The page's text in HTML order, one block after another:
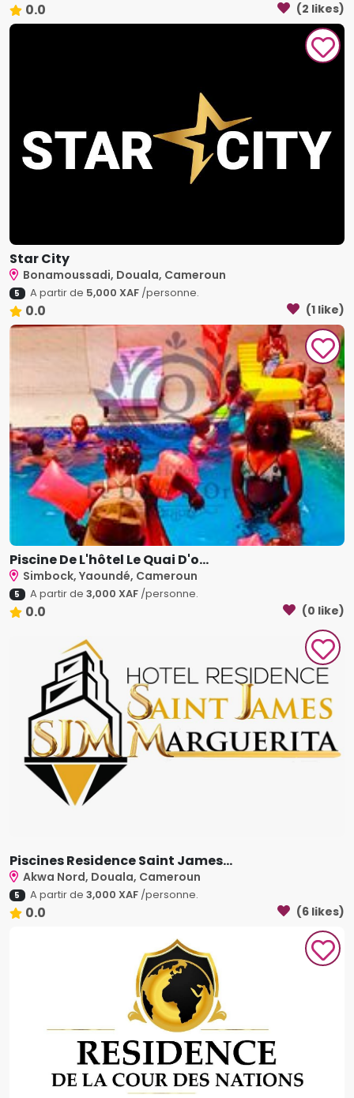
0.0 (2 likes)
Star City
Bonamoussadi, Douala, Cameroun
5 A partir de 5,000 XAF/personne.
0.0 (1 like)
Piscine De L'hôtel Le Quai D'o...
Simbock, Yaoundé, Cameroun
5 A partir de 3,000 XAF/personne.
0.0 (0 like)
Piscines Residence Saint James...
Akwa Nord, Douala, Cameroun
5 A partir de 3,000 XAF/personne.
0.0 (6 likes)